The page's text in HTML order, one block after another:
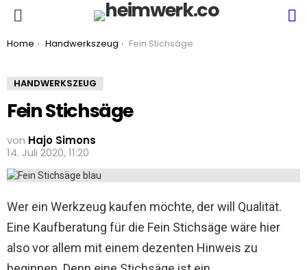
You are here:
Home Handwerkszeug Fein Stichsäge
HANDWERKSZEUG
Fein Stichsäge
von Hajo Simons
14. Juli 2020, 11:20
Wer ein Werkzeug kaufen möchte, der will Qualität.
Eine Kaufberatung für die Fein Stichsäge wäre hier
also vor allem mit einem dezenten Hinweis zu